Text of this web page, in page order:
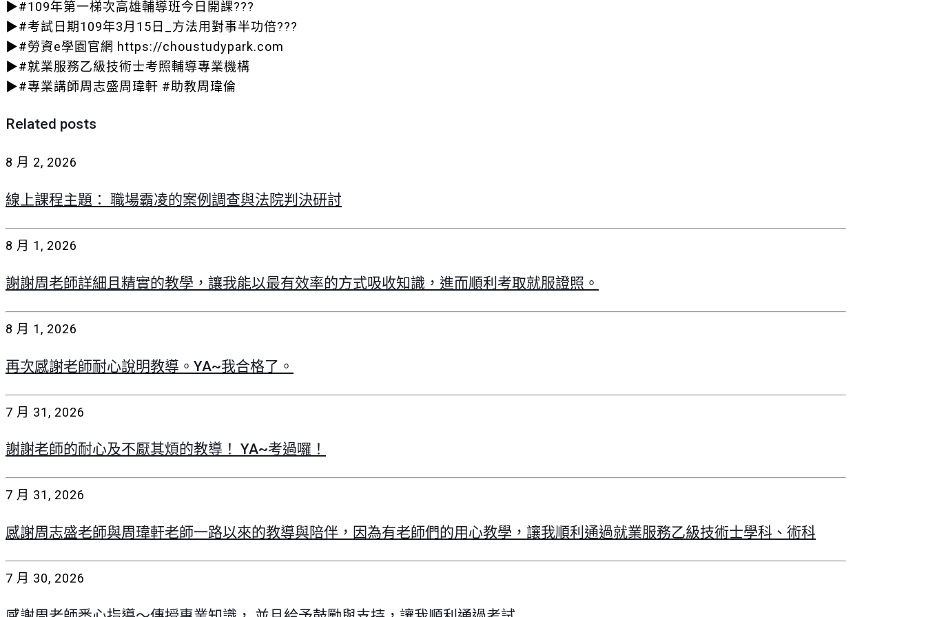
▶#109年第一梯次高雄輔導班今日開課???
▶#考試日期109年3月15日_方法用對事半功倍???
▶#勞資e學園官網 https://choustudypark.com
▶#就業服務乙級技術士考照輔導專業機構
▶#專業講師周志盛周瑋軒 #助教周瑋倫
Related posts
8 月 2, 2026
線上課程主題： 職場霸凌的案例調查與法院判決研討
8 月 1, 2026
謝謝周老師詳細且精實的教學，讓我能以最有效率的方式吸收知識，進而順利考取就服證照。
8 月 1, 2026
再次感謝老師耐心說明教導。YA~我合格了。
7 月 31, 2026
謝謝老師的耐心及不厭其煩的教導！ YA~考過囉！
7 月 31, 2026
感謝周志盛老師與周瑋軒老師一路以來的教導與陪伴，因為有老師們的用心教學，讓我順利通過就業服務乙級技術士學科、術科
7 月 30, 2026